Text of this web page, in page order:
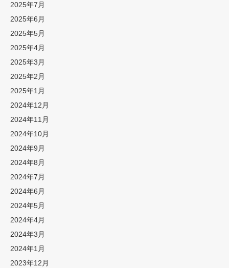
2025年7月
2025年6月
2025年5月
2025年4月
2025年3月
2025年2月
2025年1月
2024年12月
2024年11月
2024年10月
2024年9月
2024年8月
2024年7月
2024年6月
2024年5月
2024年4月
2024年3月
2024年1月
2023年12月